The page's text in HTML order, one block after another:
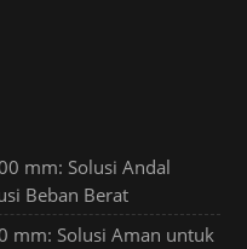
mm: Solusi Andal
Beban Berat
mm: Solusi Aman untuk